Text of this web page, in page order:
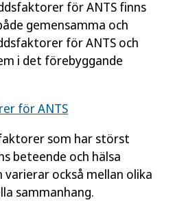
för ANTS finns
gemensamma och
för ANTS och
i det förebyggande
för ANTS
som har störst
beteende och hälsa
också mellan olika
sammanhang.